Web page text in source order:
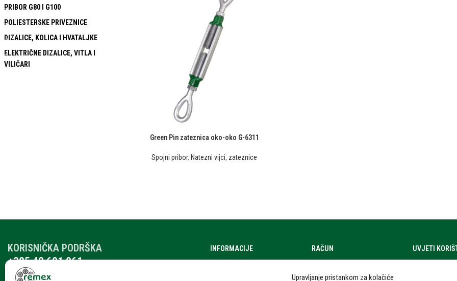
Upravljanje pristankom za kolačiće
PRIBOR G80 I G100
POLIESTERSKE PRIVEZNICE
DIZALICE, KOLICA I HVATALJKE
ELEKTRIČNE DIZALICE, VITLA I
VILIČARI
Green Pin zateznica oko-oko G-6311
Spojni pribor,Natezni vijci, zateznice
KORISNIČKA PODRŠKA
+385 42 601 061
remex@rmx.nikola-it.hr
INFORMACIJE RAČUN UVJETI